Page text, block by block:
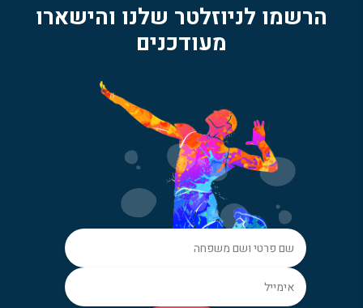
הרשמו לניוזלטר שלנו והישארו
מעודכנים